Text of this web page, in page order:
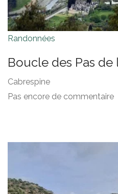
Randonnées
Boucle des Pas de
Cabrespine
Pas encore de commentaire